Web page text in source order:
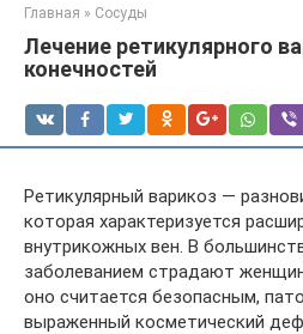
Главная » Сосуды
Лечение ретикулярного
конечностей
Ретикулярный варикоз —
которая характеризуется
внутрикожных вен. В
заболеванием страдают
оно считается безопасным,
выраженный косметический